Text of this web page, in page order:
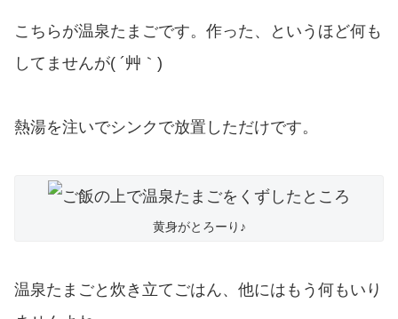
こちらが温泉たまごです。作った、というほど何も
してませんが( ´艸｀)
熱湯を注いでシンクで放置しただけです。
黄身がとろーり♪
温泉たまごと炊き立てごはん、他にはもう何もいり